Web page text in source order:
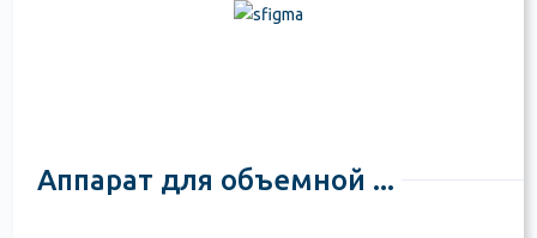
Аппарат для объемной ...